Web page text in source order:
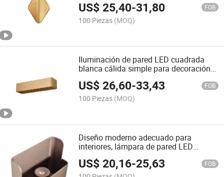
US$25,40-31,80 FOB
100 Piezas (MOQ)
Iluminación de pared LED cuadrada
blanca cálida simple para decoración
en casa y hotel de trabajo prolongado
en interiores 10
US$26,60-33,43 FOB
100 Piezas (MOQ)
Diseño moderno adecuado para
interiores, lámpara de pared LED
cuadrada de color cálido para mesita
de noche de hotel en casa 6W
US$20,16-25,63 FOB